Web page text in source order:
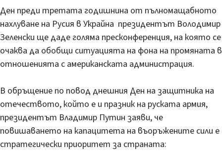
Ден преди третата годишнина от пълномащабното
нахлуване на Русия в Украйна президентът Володимир
Зеленски ще даде голяма пресконференция, на която се
очаква да обобщи ситуацията на фона на промяната в
отношенията с американската администрация.
В обръщение по повод днешния Ден на защитника на
отечеството, който е и празник на руската армия,
президентът Владимир Путин заяви, че
повишаването на капацитета на въоръжените сили е
стратегически приоритет за страната: